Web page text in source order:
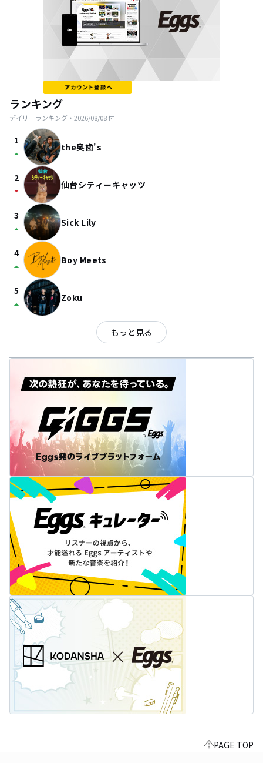
ランキング
デイリーランキング・ 2026/08/08付
1
arrow_drop_up the奥歯's
2
arrow_drop_down 仙台シティーキャッツ
3
arrow_drop_up Sick Lily
4
arrow_drop_up Boy Meets
5
arrow_drop_up Zoku
もっと見る
PAGE TOP